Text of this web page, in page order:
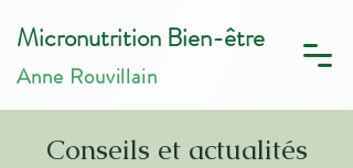
Micronutrition Bien-être
Anne Rouvillain
Conseils et actualités